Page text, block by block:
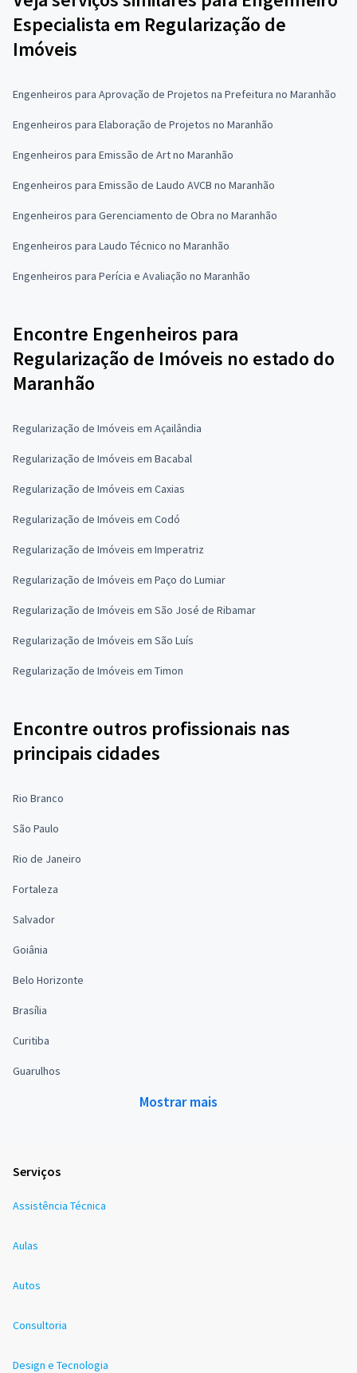
Especialista em Regularização de
Imóveis
Engenheiros para Aprovação de Projetos na Prefeitura no Maranhão
Engenheiros para Elaboração de Projetos no Maranhão
Engenheiros para Emissão de Art no Maranhão
Engenheiros para Emissão de Laudo AVCB no Maranhão
Engenheiros para Gerenciamento de Obra no Maranhão
Engenheiros para Laudo Técnico no Maranhão
Engenheiros para Perícia e Avaliação no Maranhão
Encontre Engenheiros para
Regularização de Imóveis no estado do
Maranhão
Regularização de Imóveis em Açailândia
Regularização de Imóveis em Bacabal
Regularização de Imóveis em Caxias
Regularização de Imóveis em Codó
Regularização de Imóveis em Imperatriz
Regularização de Imóveis em Paço do Lumiar
Regularização de Imóveis em São José de Ribamar
Regularização de Imóveis em São Luís
Regularização de Imóveis em Timon
Encontre outros profissionais nas
principais cidades
Rio Branco
São Paulo
Rio de Janeiro
Fortaleza
Salvador
Goiânia
Belo Horizonte
Brasília
Curitiba
Guarulhos
Mostrar mais
Serviços
Assistência Técnica
Aulas
Autos
Consultoria
Design e Tecnologia